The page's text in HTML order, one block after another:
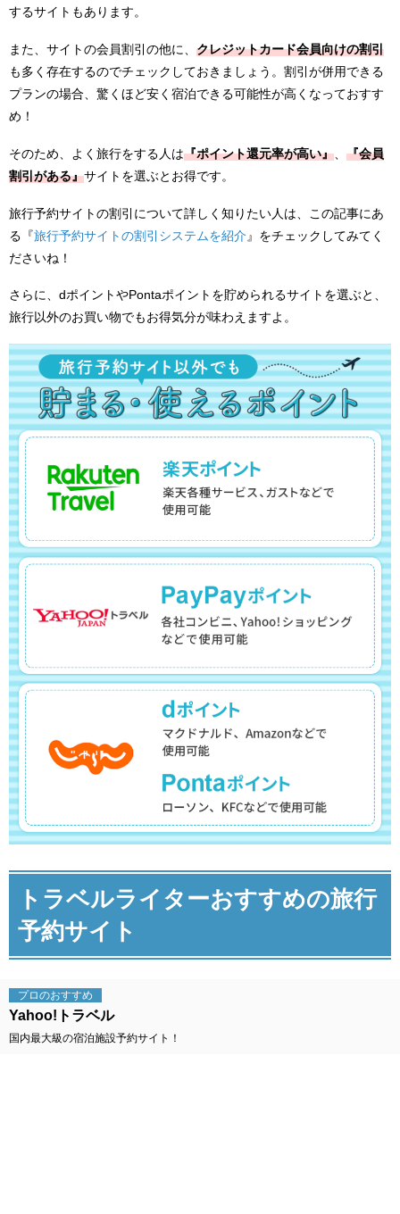
するサイトもあります。
また、サイトの会員割引の他に、 クレジットカード会員向けの割引
も多く存在するのでチェックしておきましょう。割引が併用できる
プランの場合、驚くほど安く宿泊できる可能性が高くなっておすす
め！
そのため、よく旅行をする人は『ポイント還元率が高い』
『会員
割引がある』サイトを選ぶとお得です。
旅行予約サイトの割引について詳しく知りたい人は、この記事にあ
る『旅行予約サイトの割引システムを紹介 』をチェックしてみてく
ださいね！
さらに、dポイントやPontaポイントを貯められるサイトを選ぶと、
旅行以外のお買い物でもお得気分が味わえますよ。
トラベルライターおすすめの旅行
予約サイト
プロのおすすめ
Yahoo!トラベル
国内最大級の宿泊施設予約サイト！